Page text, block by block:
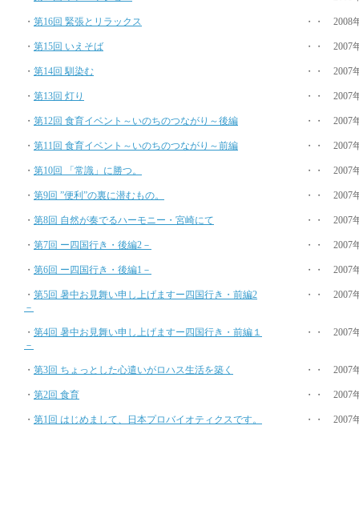
・ 第16回 緊張とリラックス ・・ 2008
・ 第15回 いえそば ・・ 2007
・ 第14回 馴染む ・・ 2007
・ 第13回 灯り ・・ 2007
・ 第12回 食育イベント～いのちのつながり～後編 ・・ 2007
・ 第11回 食育イベント～いのちのつながり～前編 ・・ 2007
・ 第10回 「常識」に勝つ。 ・・ 2007
・ 第9回 ”便利”の裏に潜むもの。 ・・ 2007
・ 第8回 自然が奏でるハーモニー・宮崎にて ・・ 2007
・ 第7回 ー四国行き・後編2－ ・・ 2007
・ 第6回 ー四国行き・後編1－ ・・ 2007
・ 第5回 暑中お見舞い申し上げますー四国行き・前編2
－
・・ 2007
・ 第4回 暑中お見舞い申し上げますー四国行き・前編１
－
・・ 2007
・ 第3回 ちょっとした心遣いがロハス生活を築く ・・ 2007
・ 第2回 食育 ・・ 2007
・ 第1回 はじめまして、日本プロバイオティクスです。 ・・ 2007